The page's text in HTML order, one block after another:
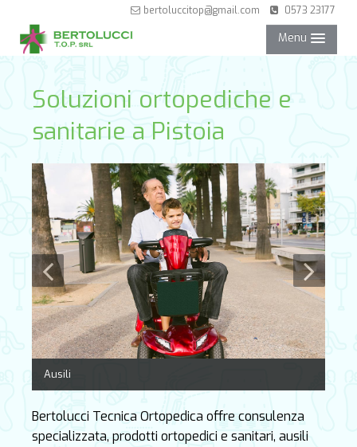
bertoluccitop@gmail.com 0573 23177
Menu
SERVIZI
PARTNER
CONTATTI
Soluzioni ortopediche e
sanitarie a Pistoia
Ausili
Bertolucci Tecnica Ortopedica offre consulenza
specializzata, prodotti ortopedici e sanitari, ausili